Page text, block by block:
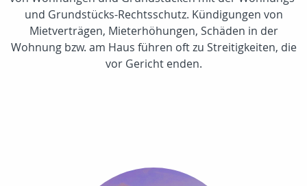
und Grundstücks-Rechtsschutz. Kündigungen von
Mietverträgen, Mieterhöhungen, Schäden in der
Wohnung bzw. am Haus führen oft zu Streitigkeiten, die
vor Gericht enden.